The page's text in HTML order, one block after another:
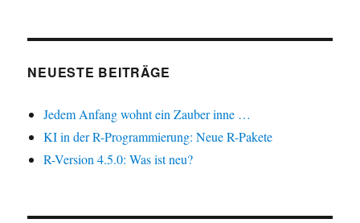
NEUESTE BEITRÄGE
Jedem Anfang wohnt ein Zauber inne …
KI in der R-Programmierung: Neue R-Pakete
R-Version 4.5.0: Was ist neu?